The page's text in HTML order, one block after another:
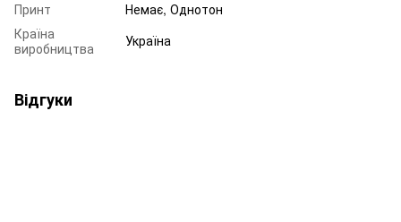
Принт
Немає, Однотон
Країна
виробництва
Україна
Відгуки